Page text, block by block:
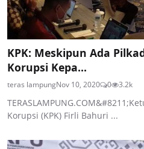
KPK: Meskipun Ada
Korupsi Kepa...
teras lampungNov 10, 2020 0 3.2k
Korupsi (KPK) Firli Bahuri ...